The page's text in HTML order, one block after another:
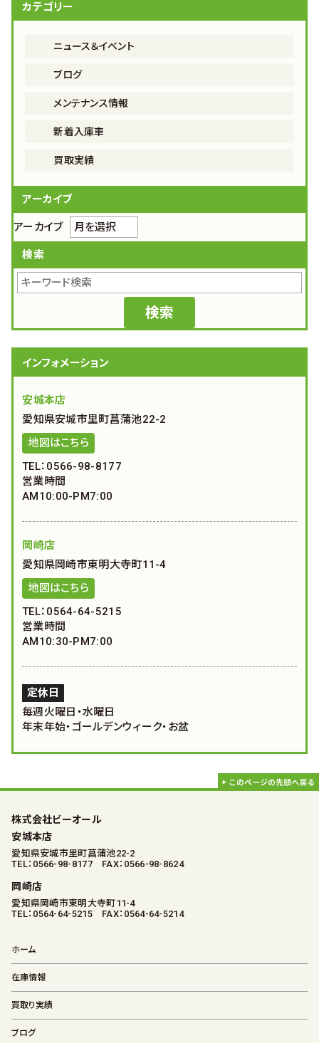
カテゴリー
ニュース＆イベント
ブログ
メンテナンス情報
新着入庫車
買取実績
アーカイブ
アーカイブ
検索
インフォメーション
安城本店
愛知県安城市里町菖蒲池22-2
地図はこちら
TEL：0566-98-8177
営業時間
AM10:00-PM7:00
岡崎店
愛知県岡崎市東明大寺町11-4
地図はこちら
TEL：0564-64-5215
営業時間
AM10:30-PM7:00
定休日
毎週火曜日・水曜日
年末年始・ゴールデンウィーク・お盆
株式会社ビーオール
安城本店
愛知県安城市里町菖蒲池22-2
TEL：0566-98-8177 FAX：0566-98-8624
岡崎店
愛知県岡崎市東明大寺町11-4
TEL：0564-64-5215 FAX：0564-64-5214
ホーム
在庫情報
買取り実績
ブログ